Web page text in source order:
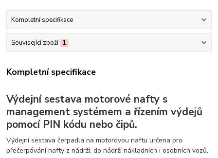
Kompletní specifikace
Související zboží 1
Kompletní specifikace
Výdejní sestava motorové nafty s
management systémem a řízením výdejů
pomocí PIN kódu nebo čipů.
Výdejní sestava čerpadla na motorovou naftu určena pro
přečerpávání nafty z nádrží, do nádrží nákladních i osobních vozů.